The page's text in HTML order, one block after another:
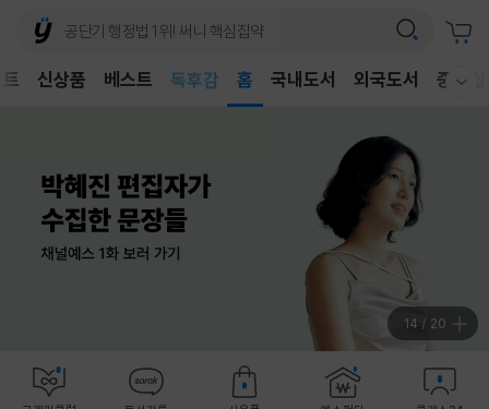
신상품 베스트
독후감
홈 국내도서 외국도서 중고샵
15 / 20